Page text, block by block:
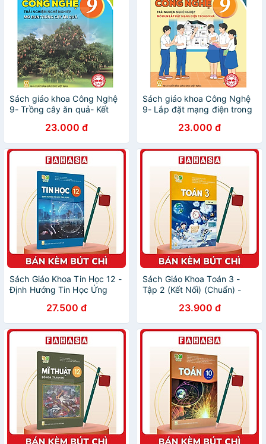
Sách giáo khoa Công Nghệ
9- Trồng cây ăn quả- Kết
(Kèm Nilon bọc Sách)
23.000 đ
Sách giáo khoa Công Nghệ
9- Lắp đặt mạng điện trong
Cuộc Sống (Kèm Nilon bọc
Sách)
23.000 đ
Sách Giáo Khoa Tin Học 12 -
Định Hướng Tin Học Ứng
Kèm Bút Chì27.500 đ
Sách Giáo Khoa Toán 3 -
Tập 2 (Kết Nối) (Chuẩn) -
23.900 đ